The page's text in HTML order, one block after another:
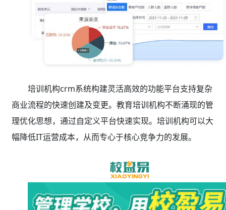
培训机构crm系统构建灵活高效的功能平台支持复杂
商业流程的快速创建及变更。教育培训机构不断涌现的管
理优化思想，通过自定义平台快速实现。培训机构可以大
幅降低IT运营成本，从而专心于核心竞争力的发展。